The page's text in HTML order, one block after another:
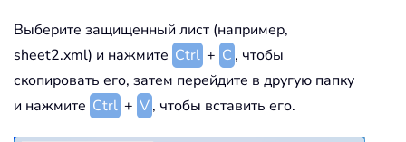
Выберите защищенный лист (например,
sheet2.xml) и нажмите Ctrl + C , чтобы
скопировать его, затем перейдите в другую папку
и нажмите Ctrl + V, чтобы вставить его.